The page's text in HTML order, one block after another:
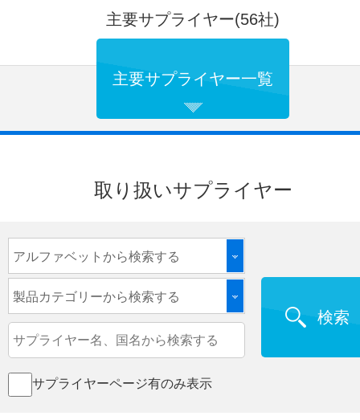
主要サプライヤー(56社)
主要サプライヤー一覧
取り扱いサプライヤー
アルファベットから検索する
製品カテゴリーから検索する
サプライヤーページ有のみ表示
検索